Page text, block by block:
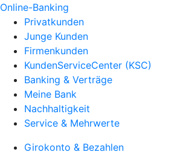
Online-Banking
Privatkunden
Junge Kunden
Firmenkunden
KundenServiceCenter (KSC)
Banking & Verträge
Meine Bank
Nachhaltigkeit
Service & Mehrwerte
Girokonto & Bezahlen